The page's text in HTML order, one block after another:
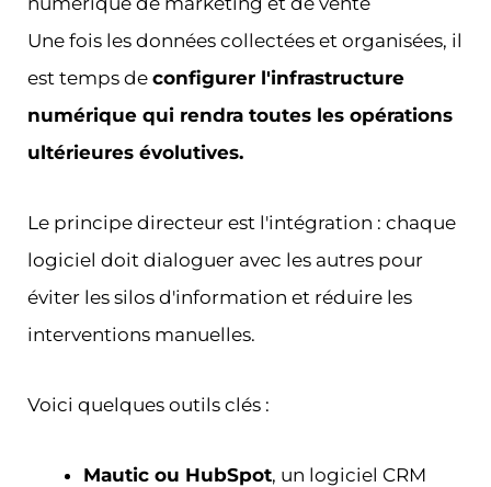
Une fois les données collectées et organisées, il
est temps de configurer l'infrastructure
numérique qui rendra toutes les opérations
ultérieures évolutives.
Le principe directeur est l'intégration : chaque
logiciel doit dialoguer avec les autres pour
éviter les silos d'information et réduire les
interventions manuelles.
Voici quelques outils clés :
Mautic ou HubSpot, un logiciel CRM